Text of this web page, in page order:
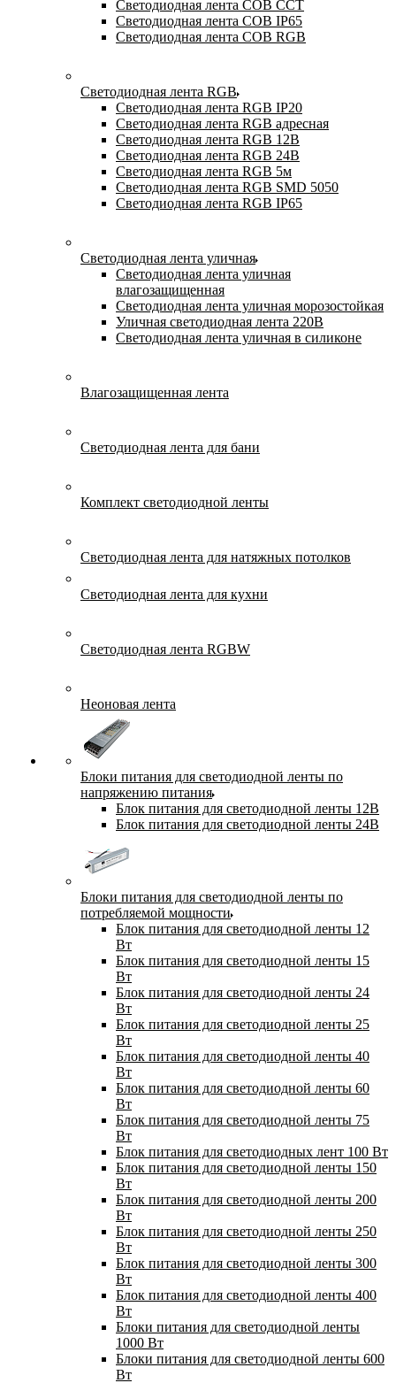
Светодиодная лента COB CCT
Светодиодная лента COB IP65
Светодиодная лента COB RGB
Светодиодная лента RGB
Светодиодная лента RGB IP20
Светодиодная лента RGB адресная
Светодиодная лента RGB 12В
Светодиодная лента RGB 24В
Светодиодная лента RGB 5м
Светодиодная лента RGB SMD 5050
Светодиодная лента RGB IP65
Светодиодная лента уличная
Светодиодная лента уличная
влагозащищенная
Светодиодная лента уличная морозостойкая
Уличная светодиодная лента 220В
Светодиодная лента уличная в силиконе
Влагозащищенная лента
Светодиодная лента для бани
Комплект светодиодной ленты
Светодиодная лента для натяжных потолков
Светодиодная лента для кухни
Светодиодная лента RGBW
Неоновая лента
Блоки питания для светодиодной ленты по
напряжению питания
Блок питания для светодиодной ленты 12В
Блок питания для светодиодной ленты 24В
Блоки питания для светодиодной ленты по
потребляемой мощности
Блок питания для светодиодной ленты 12
Вт
Блок питания для светодиодной ленты 15
Вт
Блок питания для светодиодной ленты 24
Вт
Блок питания для светодиодной ленты 25
Вт
Блок питания для светодиодной ленты 40
Вт
Блок питания для светодиодной ленты 60
Вт
Блок питания для светодиодной ленты 75
Вт
Блок питания для светодиодных лент 100 Вт
Блок питания для светодиодной ленты 150
Вт
Блок питания для светодиодной ленты 200
Вт
Блок питания для светодиодной ленты 250
Вт
Блок питания для светодиодной ленты 300
Вт
Блок питания для светодиодной ленты 400
Вт
Блоки питания для светодиодной ленты
1000 Вт
Блоки питания для светодиодной ленты 600
Вт